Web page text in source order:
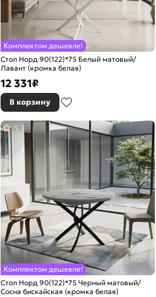
Комплектом дешевле!
Стол Норд 90(122)*75 Белый матовый/
Лавант (кромка белая)
12 331₽
В корзину
Комплектом дешевле!
Стол Норд 90(122)*75 Черный матовый/
Сосна бискайская (кромка белая)
4,8